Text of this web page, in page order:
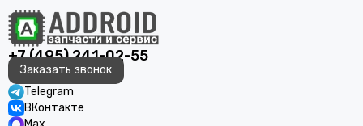
+7 (495) 241-02-55
Заказать звонок
Telegram
ВКонтакте